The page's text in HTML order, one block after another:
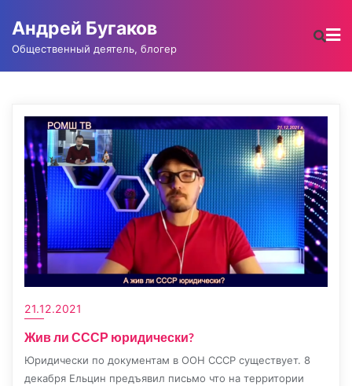
содержимому
Андрей Бугаков
Общественный деятель, блогер
21.12.2021
Жив ли СССР юридически?
Юридически по документам в ООН СССР существует. 8
декабря Ельцин предъявил письмо что на территории